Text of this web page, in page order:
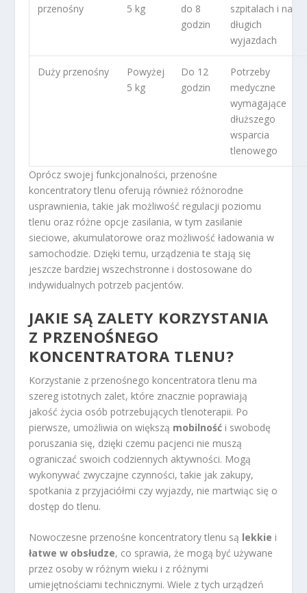
przenośny
5 kg
do 8
godzin
szpitalach i na
długich
wyjazdach
Duży przenośny
Powyżej
5 kg
Do 12
godzin
Potrzeby
medyczne
wymagające
dłuższego
wsparcia
tlenowego
Oprócz swojej funkcjonalności, przenośne
koncentratory tlenu oferują również różnorodne
usprawnienia, takie jak możliwość regulacji poziomu
tlenu oraz różne opcje zasilania, w tym zasilanie
sieciowe, akumulatorowe oraz możliwość ładowania w
samochodzie. Dzięki temu, urządzenia te stają się
jeszcze bardziej wszechstronne i dostosowane do
indywidualnych potrzeb pacjentów.
JAKIE SĄ ZALETY KORZYSTANIA
Z PRZENOŚNEGO
KONCENTRATORA TLENU?
Korzystanie z przenośnego koncentratora tlenu ma
szereg istotnych zalet, które znacznie poprawiają
jakość życia osób potrzebujących tlenoterapii. Po
pierwsze, umożliwia on większą mobilność i swobodę
poruszania się, dzięki czemu pacjenci nie muszą
ograniczać swoich codziennych aktywności. Mogą
wykonywać zwyczajne czynności, takie jak zakupy,
spotkania z przyjaciółmi czy wyjazdy, nie martwiąc się o
dostęp do tlenu.
Nowoczesne przenośne koncentratory tlenu są lekkie i
łatwe w obsłudze, co sprawia, że mogą być używane
przez osoby w różnym wieku i z różnymi
umiejętnościami technicznymi. Wiele z tych urządzeń